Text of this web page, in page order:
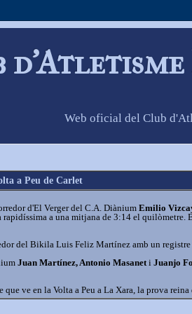
Web oficial del Club
a Peu de Carlet
d'El Verger del C.A. DiàniumEmilio
a una mitjana de 3:14 el quilòmetre.
del Bikila Luis Feliz Martínez amb un
Juan Martínez, Antonio Masanet i Juanjo
que ve en la Volta a Peu a La Xara, la prova